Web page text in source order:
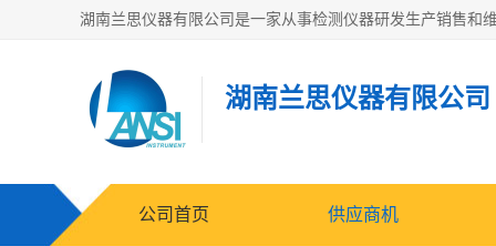
湖南兰思仪器有限公司
公司首页 供应商机